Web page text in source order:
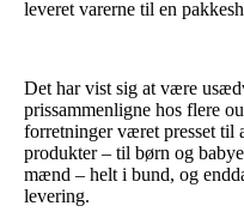
leveret varerne til en
Det har vist sig at være
prissammenligne hos flere
forretninger været presset til
produkter – til børn og
mænd – helt i bund, og
levering.